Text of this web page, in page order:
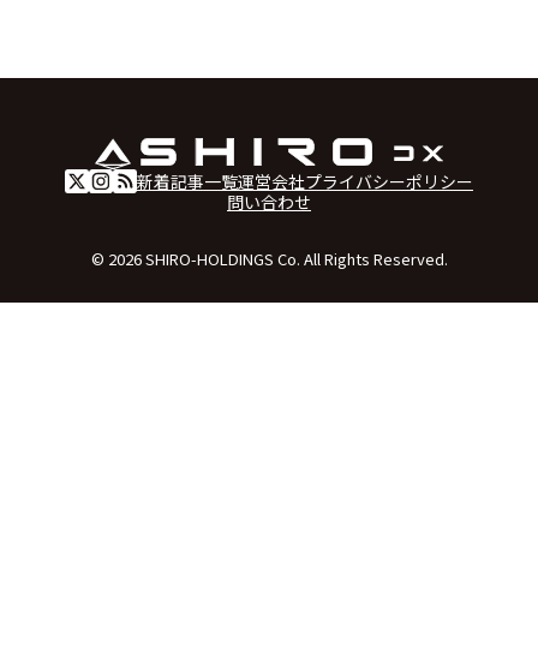
新着記事一覧運営会社プライバシーポリシー
問い合わせ
© 2026 SHIRO-HOLDINGS Co. All Rights Reserved.